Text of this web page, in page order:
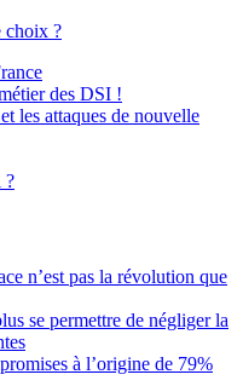
choix ?
des DSI !
les attaques de nouvelle
?
n’est pas la révolution que
se permettre de négliger la
à l’origine de 79%